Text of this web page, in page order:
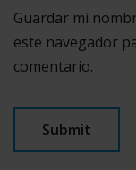
Guardar mi
este navegador
comentario.